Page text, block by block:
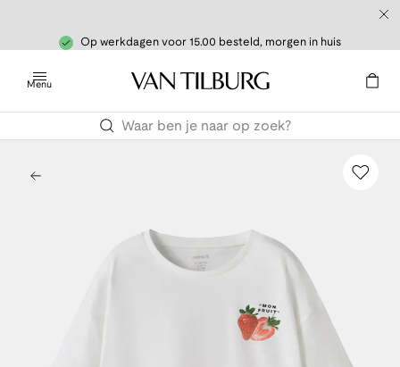
Op werkdagen voor 15.00 besteld, morgen in huis
Menu